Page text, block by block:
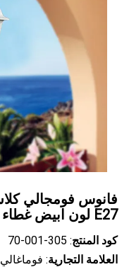
E27 لون ابيض غطاء شفاف
كود المنتج: ‎70-001-305
العلامة التجارية: فوماغالي